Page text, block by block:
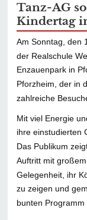
Tanz-AG
Kindertag
Am Sonntag, den
der Realschule
Enzauenpark in
Pforzheim, der in
zahlreiche
Mit viel Energie
ihre einstudierten
Das Publikum
Auftritt mit
Gelegenheit, ihr
zu zeigen und
bunten